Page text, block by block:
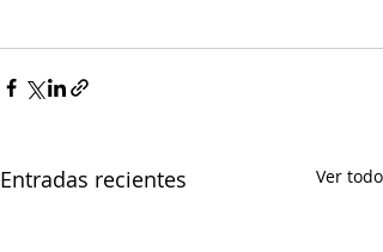
Entradas recientes Ver todo